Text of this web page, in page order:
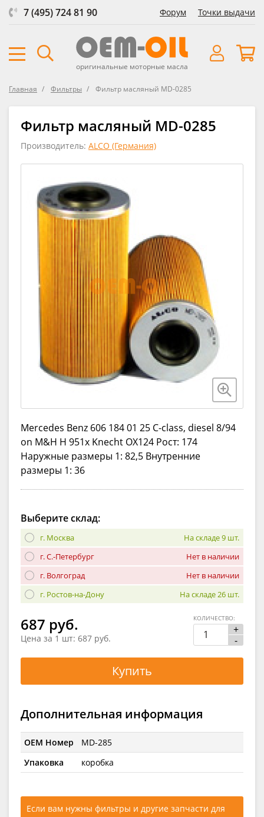
7 (495) 724 81 90 Форум Точки выдачи
оригинальные моторные масла
Главная Фильтры Фильтр масляный MD-0285
Фильтр масляный MD-0285
Производитель: ALCO (Германия)
Mercedes Benz 606 184 01 25 C-class, diesel 8/94
on M&H H 951x Knecht OX124 Рост: 174
Наружные размеры 1: 82,5 Внутренние
размеры 1: 36
Выберите склад:
г. Москва
На складе 9 шт.
г. С.-Петербург
Нет в наличии
г. Волгоград
Нет в наличии
г. Ростов-на-Дону
На складе 26 шт.
687 руб.
Цена за 1 шт: 687 руб.
+
-
КОЛИЧЕСТВО:
Купить
Дополнительная информация
OEM Номер
MD-285
Упаковка
коробка
Если вам нужны фильтры и другие запчасти для